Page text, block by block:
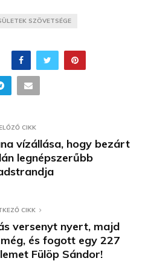
SZÖVETSÉGE
CIKK
vízállása, hogy bezárt
legnépszerűbb
CIKK
versenyt nyert, majd
és fogott egy 227
Fülöp Sándor!